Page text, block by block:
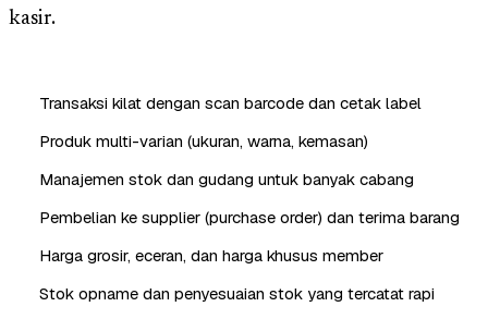
kasir.
Transaksi kilat dengan scan barcode dan cetak label
Produk multi-varian (ukuran, warna, kemasan)
Manajemen stok dan gudang untuk banyak cabang
Pembelian ke supplier (purchase order) dan terima barang
Harga grosir, eceran, dan harga khusus member
Stok opname dan penyesuaian stok yang tercatat rapi